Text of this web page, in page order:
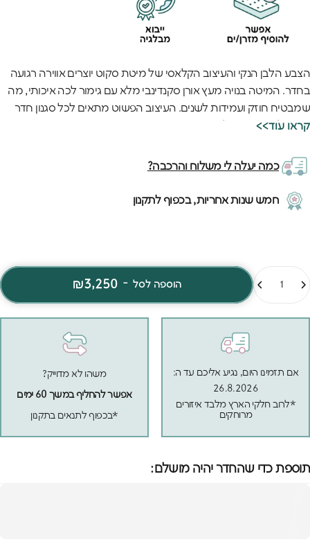
הצבע הלבן הנקי והעיצוב הקלאסי של מיטת סקוט יוצרים אווירה רגועה
בחדר. המיטה בנויה מעץ אורן סקנדינבי מלא עם גימור לכה איכותי, מה
שמבטיח חוזק ועמידות לשנים. העיצוב הפשוט מתאים לכל סגנון חדר
ומשתלב יפה עם כל עיצוב.
יחיד למיטה זוגית רחבה - פתרון מושלם כשחברה באה לישון או
כשמארחים אורחים. האיכות האירופאית של המיטה מורגשת בכל פרט -
מהצביעה האחידה והחלקה ועד לחיבורים החזקים שמבטיחים יציבות
גם עם שני ילדים.
<<קראו עוד
כמה יעלה לי משלוח והרכבה?
חמש שנות אחריות, בכפוף לתקנון
הוספה לסל -
₪3,250
אם תזמינו היום, נגיע אליכם עד ה:
26.8.2026
*לרוב חלקי הארץ מלבד איזורים
מרוחקים
משהו לא מדוייק?
אפשר להחליף במשך 60 ימים
*בכפוף לתנאים בתקנון
תוספת כדי שהחדר יהיה מושלם: